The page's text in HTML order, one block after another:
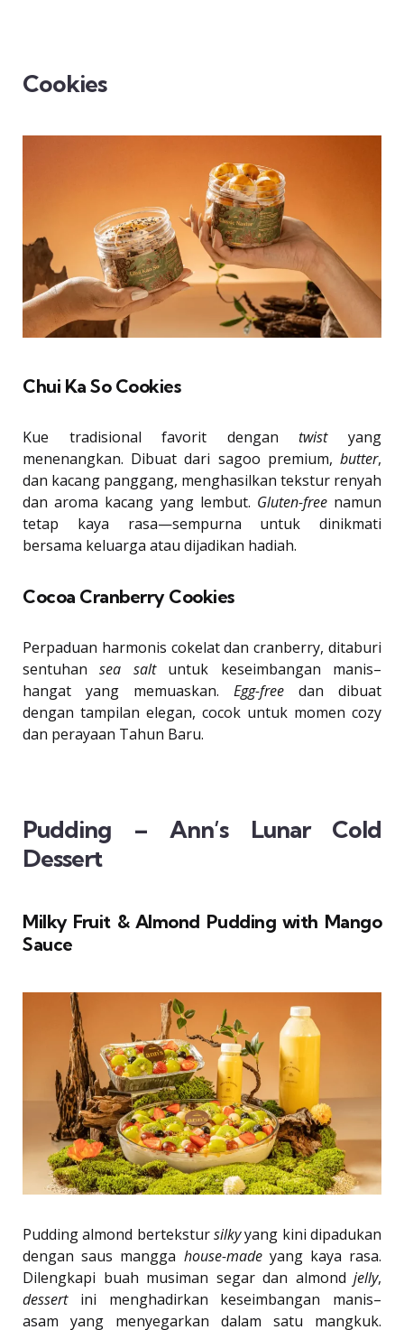
Cookies
Chui Ka So Cookies
Kue tradisional favorit dengantwistyang
menenangkan. Dibuat dari sagoo premium, butter,
dan kacang panggang, menghasilkan tekstur renyah
dan aroma kacang yang lembut. Gluten-freenamun
tetap kaya rasa—sempurna untuk dinikmati
bersama keluarga atau dijadikan hadiah.
Cocoa Cranberry Cookies
Perpaduan harmonis cokelat dan cranberry, ditaburi
sentuhan sea saltuntuk keseimbangan manis–
hangat yang memuaskan. Egg-free dan dibuat
dengan tampilan elegan, cocok untuk momen cozy
dan perayaan Tahun Baru.
Pudding – Ann’s Lunar Cold
Dessert
Milky Fruit & Almond Pudding with Mango
Sauce
Pudding almond bertekstursilkyyang kini dipadukan
dengan saus mangga house-madeyang kaya rasa.
Dilengkapi buah musiman segar dan almond jelly,
dessert ini menghadirkan keseimbangan manis–
asam yang menyegarkan dalam satu mangkuk.